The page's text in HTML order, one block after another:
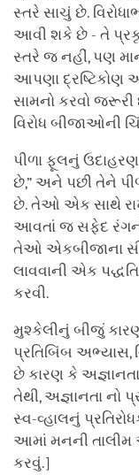
સ્તરે સાચું છે.
આવી શકે છે - તે
સ્તરે જ નહીં, પણ
આપણા દ્રષ્ટિકોણ
સામનો કરવો
વિરોધ બીજાઓની
પીળા ફૂલનું
છે,” અને પછી તેને
છે. તેઓ એક સાથે
આવતાં જ સફેદ
તેઓ એકબીજાના
લાવવાની એક
કરવી.
મુશ્કેલીનું બીજું
પ્રતિબિંબ
છે કારણ કે
તેથી, અજ્ઞાનતા નો
સ્વ-વ્હાલનું
આમાં મનની
કરવું.]